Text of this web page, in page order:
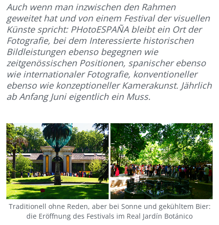
Auch wenn man inzwischen den Rahmen
geweitet hat und von einem Festival der visuellen
Künste spricht: PHotoESPAÑA bleibt ein Ort der
Fotografie, bei dem Interessierte historischen
Bildleistungen ebenso begegnen wie
zeitgenössischen Positionen, spanischer ebenso
wie internationaler Fotografie, konventioneller
ebenso wie konzeptioneller Kamerakunst. Jährlich
ab Anfang Juni eigentlich ein Muss.
Traditionell ohne Reden, aber bei Sonne und gekühltem Bier:
die Eröffnung des Festivals im Real Jardín Botánico